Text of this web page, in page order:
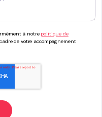
à notre politique de
de votre accompagnement